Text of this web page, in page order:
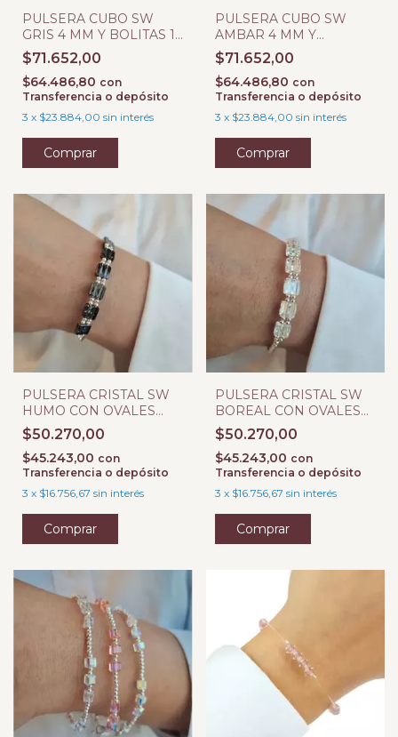
PULSERA CUBO SW
GRIS 4 MM Y BOLITAS 1,
8MM
$71.652,00
$64.486,80 con
Transferencia o depósito
3 x $23.884,00 sin interés
PULSERA CUBO SW
AMBAR 4 MM Y
BOLITAS 1, 8MM
$71.652,00
$64.486,80 con
Transferencia o depósito
3 x $23.884,00 sin interés
PULSERA CRISTAL SW
HUMO CON OVALES
FACETADOS
$50.270,00
$45.243,00 con
Transferencia o depósito
3 x $16.756,67 sin interés
PULSERA CRISTAL SW
BOREAL CON OVALES
FACETADOS
$50.270,00
$45.243,00 con
Transferencia o depósito
3 x $16.756,67 sin interés